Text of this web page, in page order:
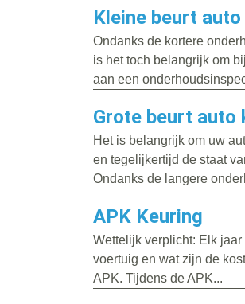
Kleine beurt
Ondanks de kortere
is het toch belangrijk om
aan een
Grote beurt auto
Het is belangrijk om uw
en tegelijkertijd de staat
Ondanks de langere
APK Keuring
Wettelijk verplicht: Elk
voertuig en wat zijn de
APK. Tijdens de APK...